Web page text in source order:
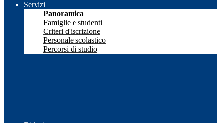
Servizi
Panoramica
Famiglie e studenti
Criteri d'iscrizione
Personale scolastico
Percorsi di studio